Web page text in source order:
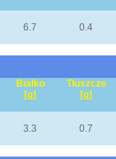
6.7 0.4
Białko
[g]
Tłuszcze
[g]
3.3 0.7